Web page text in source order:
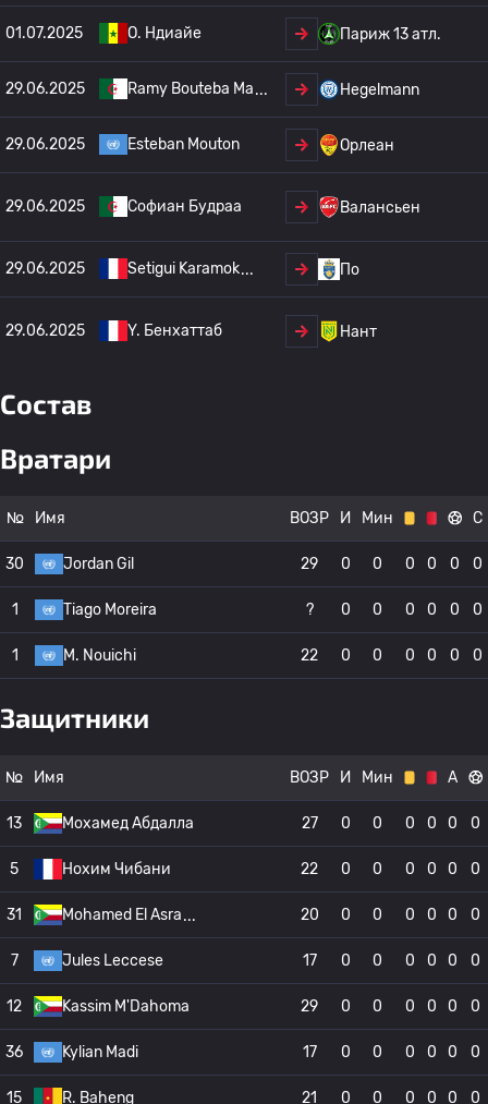
01.07.2025 О. Ндиайе Париж 13 атл.
29.06.2025 Ramy Bouteba Ma Hegelmann
29.06.2025 Esteban Mouton Орлеан
29.06.2025 Софиан Будраа Валансьен
29.06.2025 Setigui Karamok По
29.06.2025 Y. Бенхаттаб Нант
Состав
Вратари
№ Имя ВОЗР И Мин С
30 Jordan Gil 29 0 0 0 0 0 0
1 Tiago Moreira ? 0 0 0 0 0 0
1 M. Nouichi 22 0 0 0 0 0 0
Защитники
№ Имя ВОЗР И Мин А
13 Мохамед Абдалла 27 0 0 0 0 0 0
5 Нохим Чибани 22 0 0 0 0 0 0
31 Mohamed El Asra 20 0 0 0 0 0 0
7 Jules Leccese 17 0 0 0 0 0 0
12 Kassim M'Dahoma 29 0 0 0 0 0 0
36 Kylian Madi 17 0 0 0 0 0 0
15 R. Baheng 21 0 0 0 0 0 0